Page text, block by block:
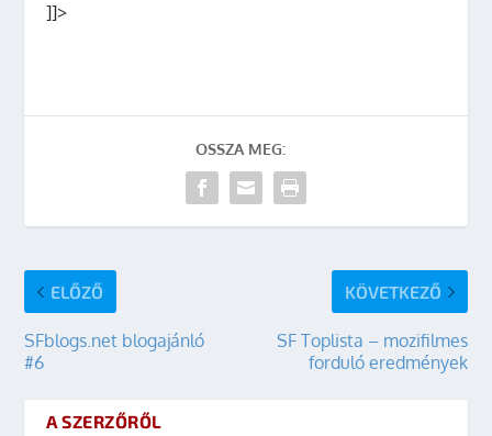
]]>
OSSZA MEG:
ELŐZŐ
SFblogs.net blogajánló
#6
KÖVETKEZŐ
SF Toplista – mozifilmes
forduló eredmények
A SZERZŐRŐL